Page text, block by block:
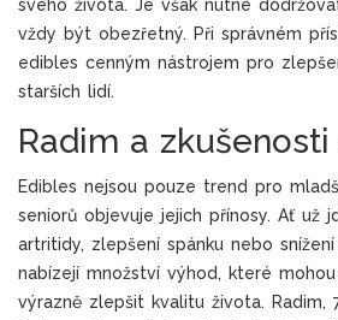
svého života. Je však nutné
vždy být obezřetný. Při správném
edibles cenným nástrojem pro
starších lidí.
Radim a
Edibles nejsou pouze trend pro
seniorů objevuje jejich přínosy. Ať už
artritidy, zlepšení spánku nebo
nabízejí množství výhod, které
výrazně zlepšit kvalitu života. Radim,